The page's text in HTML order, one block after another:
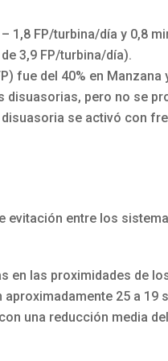
1,8 FP/turbina/día y 0,8
3,9 FP/turbina/día).
fue del 40% en Manzana
pero no se
se activó con
evitación entre los
en las proximidades de
25 a 19
una reducción media